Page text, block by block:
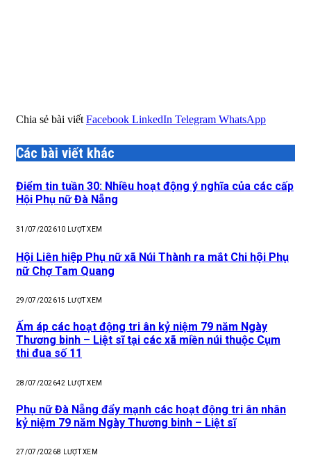
Chia sẻ bài viết Facebook LinkedIn Telegram WhatsApp
Các bài viết khác
Điểm tin tuần 30: Nhiều hoạt động ý nghĩa của các cấp
Hội Phụ nữ Đà Nẵng
31/07/202610 LƯỢT XEM
Hội Liên hiệp Phụ nữ xã Núi Thành ra mắt Chi hội Phụ
nữ Chợ Tam Quang
29/07/202615 LƯỢT XEM
Ấm áp các hoạt động tri ân kỷ niệm 79 năm Ngày
Thương binh – Liệt sĩ tại các xã miền núi thuộc Cụm
thi đua số 11
28/07/202642 LƯỢT XEM
Phụ nữ Đà Nẵng đẩy mạnh các hoạt động tri ân nhân
kỷ niệm 79 năm Ngày Thương binh – Liệt sĩ
27/07/20268 LƯỢT XEM